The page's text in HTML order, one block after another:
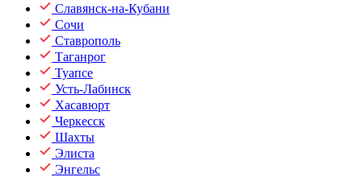
Славянск-на-Кубани
Сочи
Ставрополь
Таганрог
Туапсе
Усть-Лабинск
Хасавюрт
Черкесск
Шахты
Элиста
Энгельс